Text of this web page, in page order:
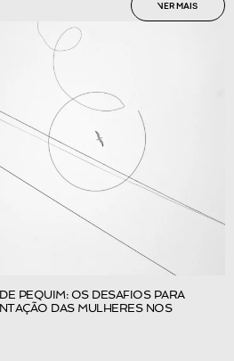
VER MAIS
PEQUIM: OS DESAFIOS PARA
DAS MULHERES NOS